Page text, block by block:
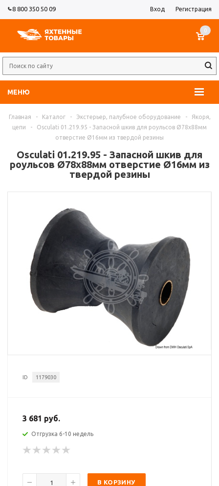
8 800 350 50 09 Вход Регистрация
МЕНЮ
0
Главная - Каталог - Экстерьер, палубное оборудование -
Якоря,
цепи
-
Osculati 01.219.95 - Запасной шкив для роульсов Ø78х88мм
отверстие Ø16мм из твердой резины
Osculati 01.219.95 - Запасной шкив для
роульсов Ø78х88мм отверстие Ø16мм из
твердой резины
ID 1179030
3 681 руб.
Отгрузка 6-10 недель
В КОРЗИНУ